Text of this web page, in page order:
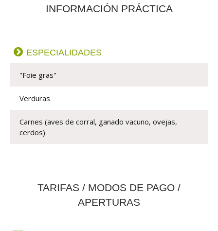
INFORMACIÓN PRÁCTICA
ESPECIALIDADES
"Foie gras"
Verduras
Carnes (aves de corral, ganado vacuno, ovejas,
cerdos)
TARIFAS / MODOS DE PAGO /
APERTURAS